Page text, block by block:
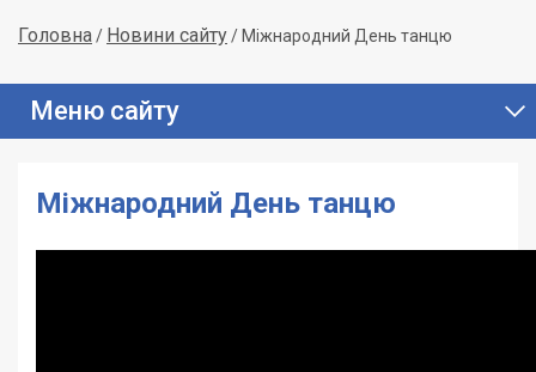
Головна/ Новини сайту/ Міжнародний День танцю
Меню сайту
Міжнародний День танцю